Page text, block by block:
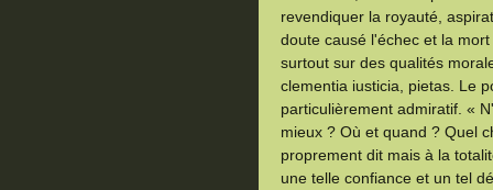
revendiquer la royauté,
doute causé l'échec et la
surtout sur des qualités
clementia iusticia, pietas. Le
particulièrement admiratif. «
mieux ? Où et quand ? Quel
proprement dit mais à la
une telle confiance et un tel